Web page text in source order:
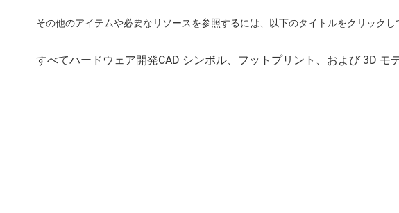
その他のアイテムや必要なリソースを参照するには、以下のタイトルをクリックし